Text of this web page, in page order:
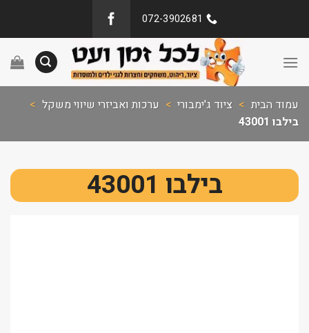
072-3902681
עמוד הבית > ציוד ג'ימבורי > ערכות ואביזרי שיווי משקל >
בילבו 43001
בילבו 43001